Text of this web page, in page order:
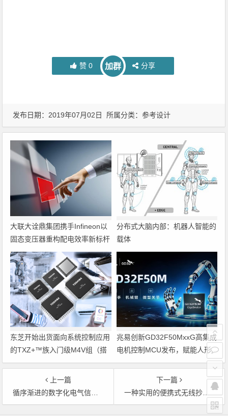
赞 0 加群 分享
发布日期：2019年07月02日 所属分类：参考设计
大联大诠鼎集团携手Infineon以
固态变压器重构配电效率新标杆
分布式大脑内部：机器人智能的
载体
东芝开始出货面向系统控制应用
的TXZ+™族入门级M4V组（搭
载Arm Cortex‑M4内核的标准微
控制器）工程样品
兆易创新GD32F50MxxG高集成
电机控制MCU发布，赋能人形
机器人关节驱动革新
上一篇
循序渐进的数字化电气信息实验平台的开发
下一篇
一种实用的便携式无线抄表与管理系统的研究与设计